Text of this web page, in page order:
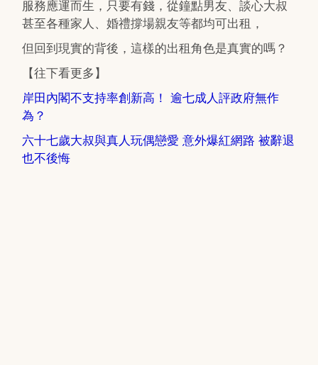
服務應運而生，只要有錢，從鐘點男友、談心大叔
甚至各種家人、婚禮撐場親友等都均可出租，
但回到現實的背後，這樣的出租角色是真實的嗎？
【往下看更多】
岸田內閣不支持率創新高！ 逾七成人評政府無作
為？
六十七歲大叔與真人玩偶戀愛 意外爆紅網路 被辭退
也不後悔